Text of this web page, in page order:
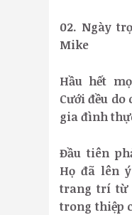
02. Ngày
Mike
Hầu hết
Cưới đều do
gia đình
Đầu tiên
Họ đã lên
trang trí từ
trong thiệp